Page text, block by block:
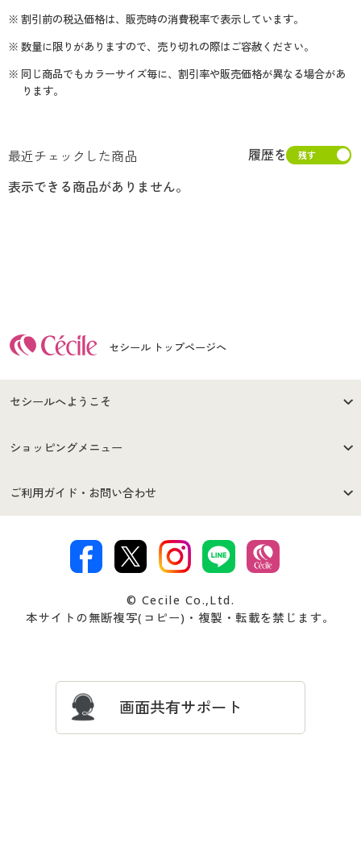
※ 割引前の税込価格は、販売時の消費税率で表示しています。
※ 数量に限りがありますので、売り切れの際はご容赦ください。
※ 同じ商品でもカラーサイズ毎に、割引率や販売価格が異なる場合があ
ります。
最近チェックした商品
履歴を
表示できる商品がありません。
セシール トップページへ
セシールへようこそ
はじめての方へ
セシールご利用規約
著作権・商標について 会社案内
ショッピングメニュー
商品カテゴリ
プレゼント＆キャンペーン サイトマップ
ご利用ガイド・お問い合わせ
交換・返品は お支払は
会員登録・お客様情報変更に
お客様番号・パスワードをお
© Cecile Co.,Ltd.
本サイトの無断複写(コピー)・複製・転載を禁じます。
画面共有サポート